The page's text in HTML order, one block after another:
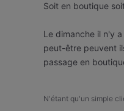
Soit en boutique
Le dimanche il n'y
peut-être peuvent
passage en
N'étant qu'un simple